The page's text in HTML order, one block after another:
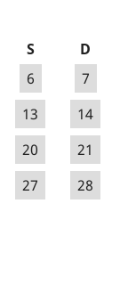
S
D
6
7
13
14
20
21
27
28